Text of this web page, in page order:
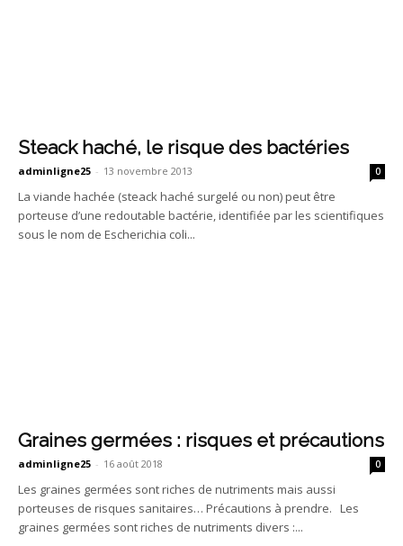
Steack haché, le risque des bactéries
adminligne25 - 13 novembre 2013 0
La viande hachée (steack haché surgelé ou non) peut être
porteuse d’une redoutable bactérie, identifiée par les scientifiques
sous le nom de Escherichia coli...
Graines germées : risques et précautions
adminligne25 - 16 août 2018 0
Les graines germées sont riches de nutriments mais aussi
porteuses de risques sanitaires… Précautions à prendre. Les
graines germées sont riches de nutriments divers :...